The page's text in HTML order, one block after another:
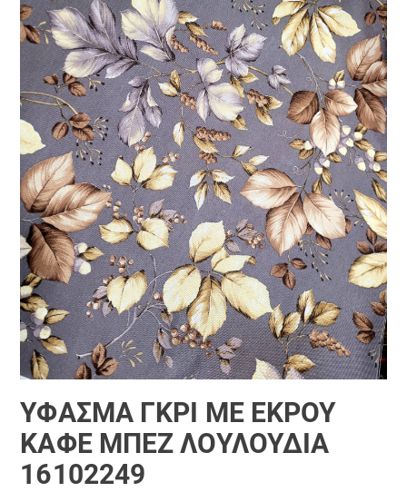
ΎΦΑΣΜΑ ΓΚΡΊ ΜΕ ΕΚΡΟΎ
ΚΑΦΈ ΜΠΈΖ ΛΟΥΛΟΎΔΙΑ
16102249